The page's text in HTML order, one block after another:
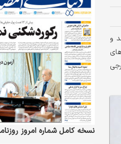
و
نسخه کامل شماره امروز